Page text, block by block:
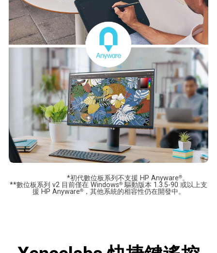
*初代數位板系列不支援 HP Anyware®。
**數位板系列 v2 目前僅在 Windows® 驅動版本 1.3.5-90 或以上支
援 HP Anyware®，其他系統的相容性仍在開發中。